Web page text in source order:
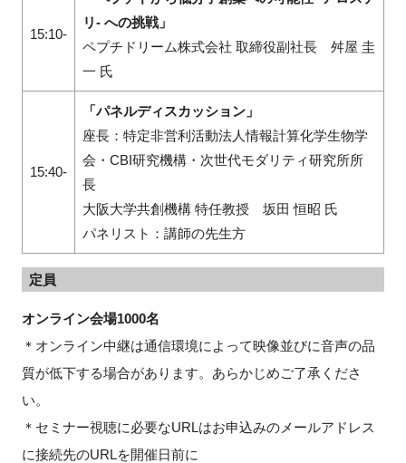
15:10-
リ- への挑戦」
ペプチドリーム株式会社 取締役副社長 舛屋 圭
一 氏
15:40-
「パネルディスカッション」
座長：特定非営利活動法人情報計算化学生物学
会・CBI研究機構・次世代モダリティ研究所所
長
大阪大学共創機構 特任教授 坂田 恒昭 氏
パネリスト：講師の先生方
定員
オンライン会場1000名
＊オンライン中継は通信環境によって映像並びに音声の品
質が低下する場合があります。あらかじめご了承くださ
い。
＊セミナー視聴に必要なURLはお申込みのメールアドレス
に接続先のURLを開催⽇前に